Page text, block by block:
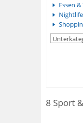
Essen
8 Sport